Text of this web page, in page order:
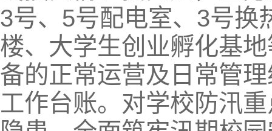
3号、5号配电室、3号换
楼、大学生创业孵化基
备的正常运营及日常管
工作台账。对学校防汛